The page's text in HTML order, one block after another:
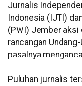
Jurnalis
Indonesia (IJTI)
(PWI) Jember aksi
rancangan
pasalnya
Puluhan jurnalis